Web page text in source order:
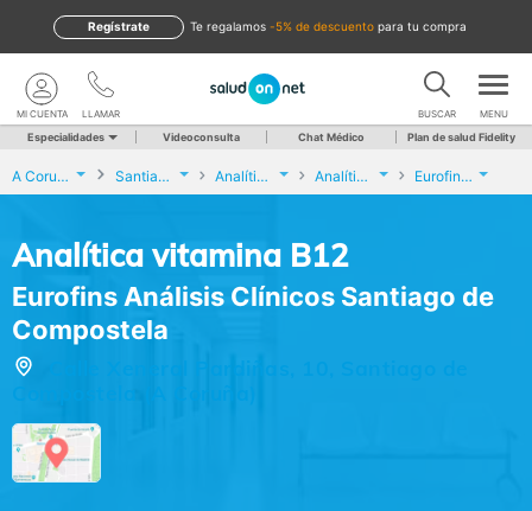
te regalamos -5% de descuento para tu compra
Regístrate
LLAMAR
MI CUENTA BUSCAR MENU
Especialidades Videoconsulta Chat Médico Plan de salud Fidelity
A Coruña Santiago de Compostela Analíticas y Genética Analítica vitamina B12 Eurofins Análisis Clínicos Santiago de Compostela
Analítica vitamina B12
Eurofins Análisis Clínicos Santiago de
Compostela